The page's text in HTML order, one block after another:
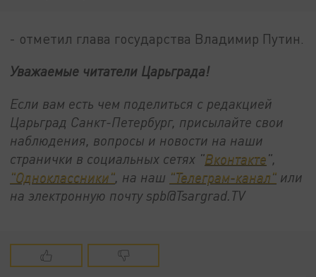
- отметил глава государства Владимир Путин.
Уважаемые читатели Царьграда!
Если вам есть чем поделиться с редакцией
Царьград Санкт-Петербург, присылайте свои
наблюдения, вопросы и новости на наши
странички в социальных сетях "Вконтакте",
"Одноклассники", на наш "Телеграм-канал" или
на электронную почту spb@Tsargrad.TV